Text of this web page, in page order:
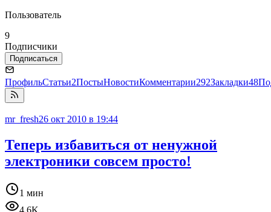
Пользователь
9
Подписчики
Подписаться
ПрофильСтатьи2ПостыНовостиКомментарии292Закладки48
mr_fresh26 окт 2010 в 19:44
Теперь избавиться от ненужной
электроники совсем просто!
1 мин
4.6K